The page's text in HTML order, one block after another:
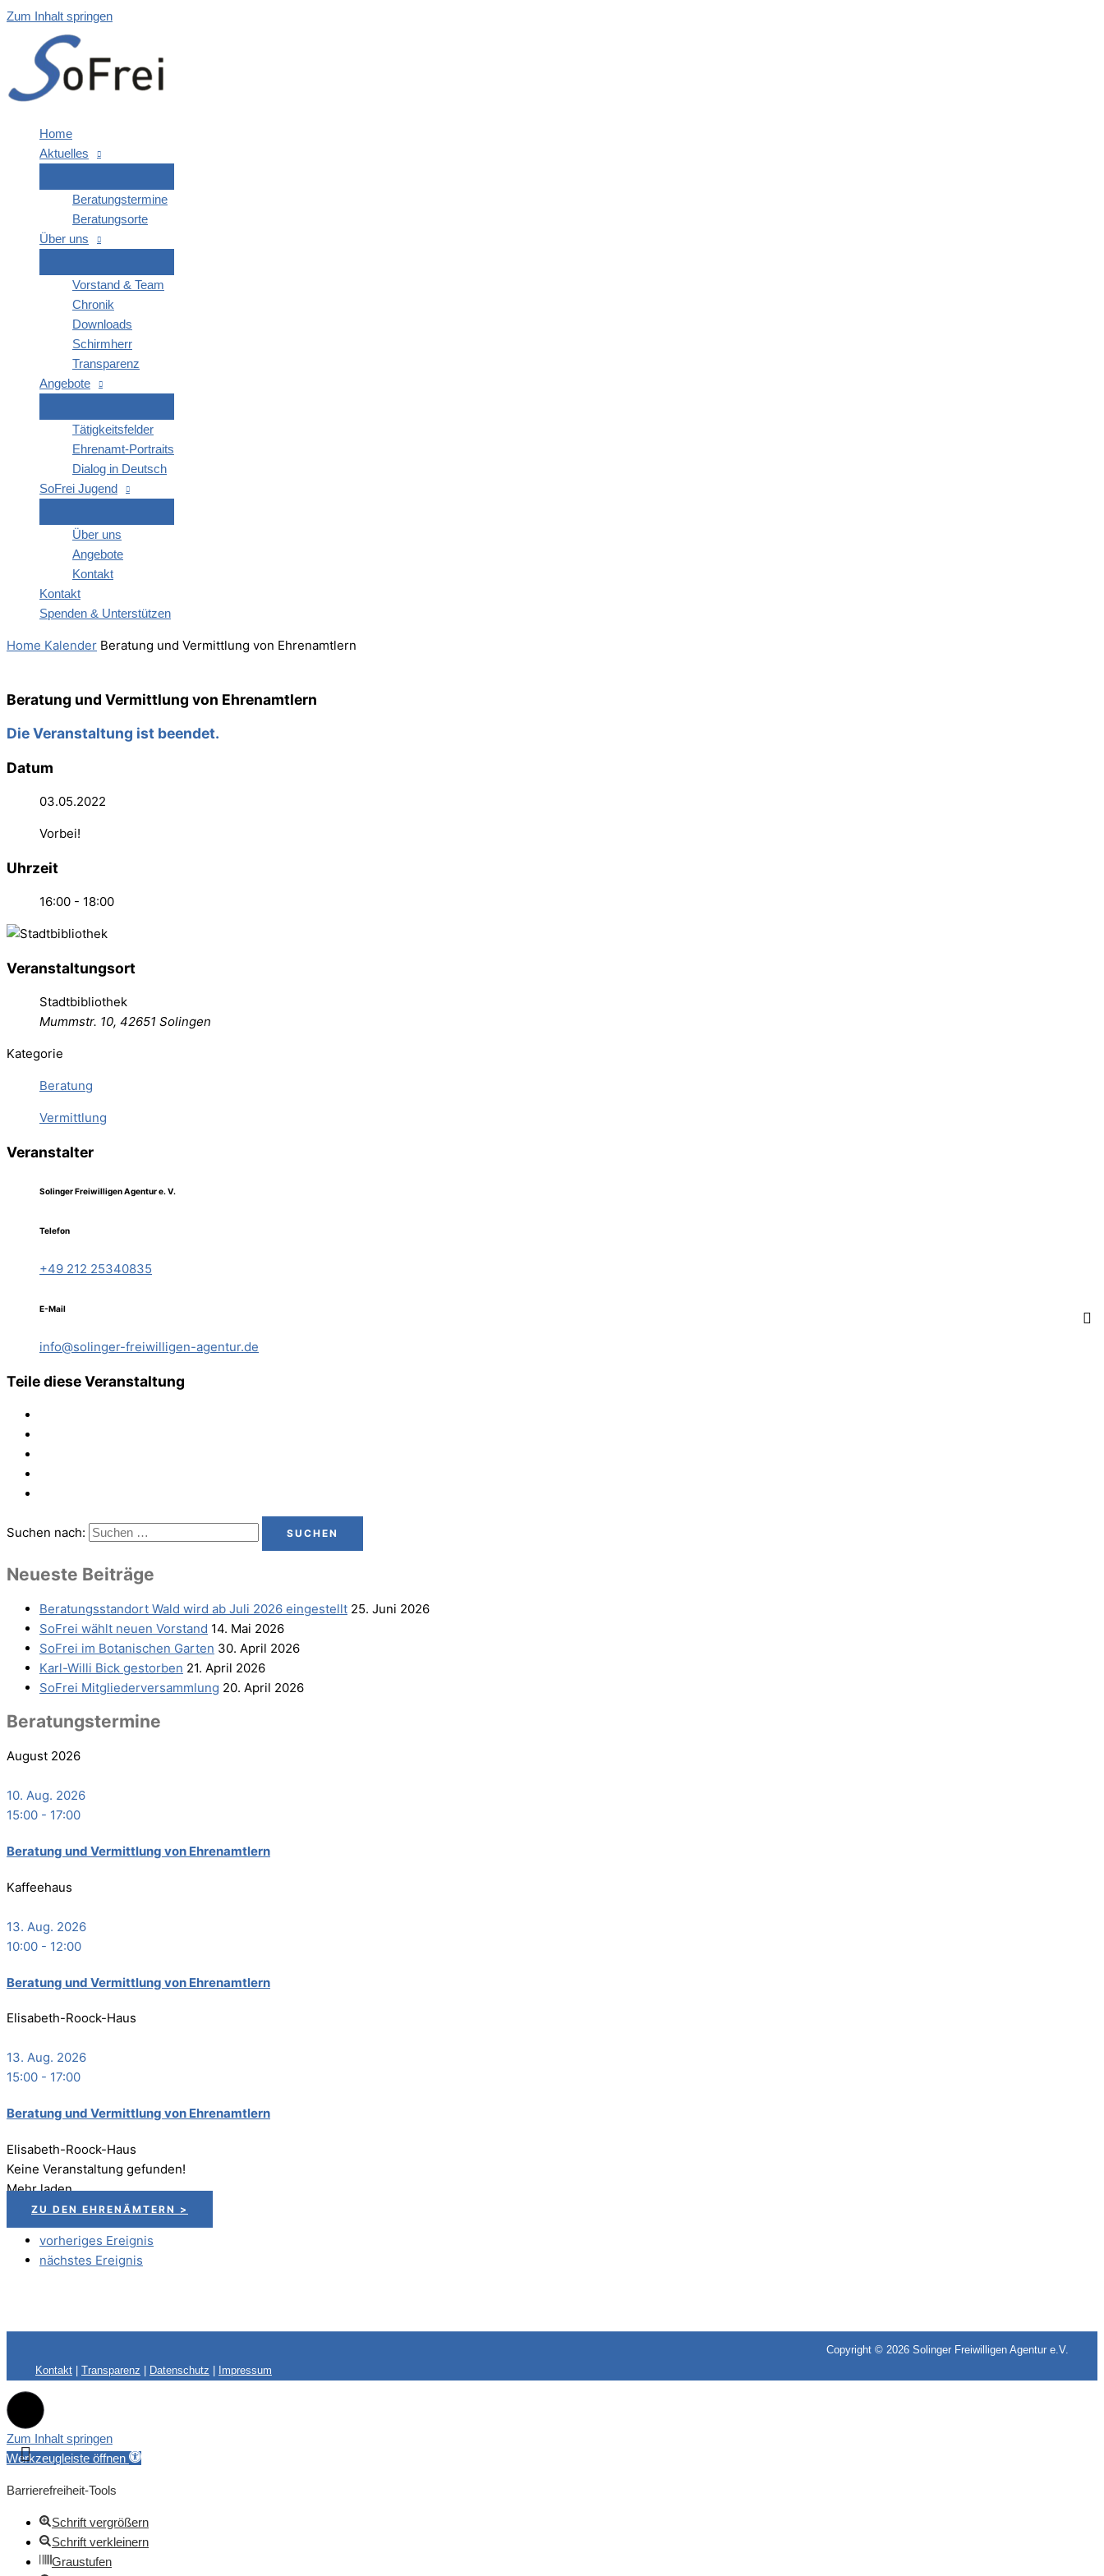
Zum Inhalt springen
Home
Aktu­el­les
Bera­tungs­ter­mi­ne
Bera­tungs­or­te
Über uns
Vor­stand & Team
Chro­nik
Down­loads
Schirm­herr
Trans­pa­renz
Ange­bo­te
Tätig­keits­fel­der
Ehren­amt-Por­­traits
Dia­log in Deutsch
SoFrei Jugend
Über uns
Ange­bo­te
Kon­takt
Kon­takt
Spen­den & Unterstützen
Home Kalender Bera­tung und Ver­mitt­lung von Ehrenamtlern
Bera­tung und Ver­mitt­lung von Ehrenamtlern
Die Veranstaltung ist beendet.
Datum
03.05.2022
Vorbei!
Uhrzeit
16:00 - 18:00
Veranstaltungsort
Stadtbibliothek
Mummstr. 10, 42651 Solingen
Kategorie
Beratung
Vermittlung
Veranstalter
Solinger Freiwilligen Agentur e. V.
Telefon
+49 212 25340835
E-Mail
info@solinger-freiwilligen-agentur.de
Teile diese Veranstaltung
Suchen nach:
Neu­es­te Beiträge
Bera­tungs­stand­ort Wald wird ab Juli 2026 eingestellt 25. Juni 2026
SoFrei wählt neu­en Vorstand 14. Mai 2026
SoFrei im Bota­ni­schen Garten 30. April 2026
Karl-Wil­li Bick gestorben 21. April 2026
SoFrei Mit­glie­der­ver­samm­lung 20. April 2026
Bera­tungs­ter­mi­ne
August 2026
10. Aug. 2026
15:00 - 17:00
Bera­tung und Ver­mitt­lung von Ehrenamtlern
Kaffeehaus
13. Aug. 2026
10:00 - 12:00
Bera­tung und Ver­mitt­lung von Ehrenamtlern
Elisabeth-Roock-Haus
13. Aug. 2026
15:00 - 17:00
Bera­tung und Ver­mitt­lung von Ehrenamtlern
Elisabeth-Roock-Haus
Keine Veranstaltung gefunden!
Mehr laden
ZU DEN EHRENÄMTERN >
vorheriges Ereignis
nächstes Ereignis
Copyright © 2026 Solinger Freiwilligen Agentur e.V.
Kontakt | Transparenz | Datenschutz | Impressum
Zum Inhalt springen
Werkzeugleiste öffnen
Barrierefreiheit-Tools
Schrift vergrößern
Schrift verkleinern
Graustufen